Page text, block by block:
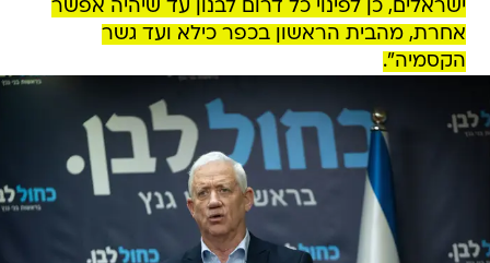
ישראלים, כן לפינוי כל דרום לבנון עד שיהיה אפשר
אחרת, מהבית הראשון בכפר כילא ועד גשר
הקסמיה".